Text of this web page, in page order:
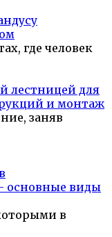
где человек
лестницей для
и монтаж
заняв
основные виды
в